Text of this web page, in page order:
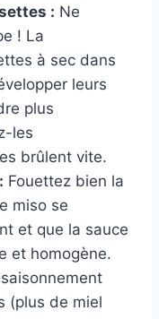
: Ne
! La
à sec dans
leurs
plus
les
brûlent vite.
Fouettez bien la
miso se
et que la sauce
et homogène.
(plus de miel